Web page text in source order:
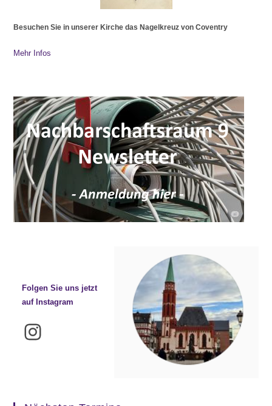
Besuchen Sie in unserer Kirche das Nagelkreuz von Coventry
Mehr Infos
Folgen Sie uns jetzt
auf Instagram
Instagram